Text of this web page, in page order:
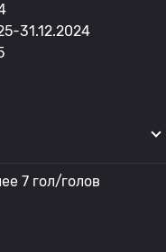
31.12.2024
7 гол/голов